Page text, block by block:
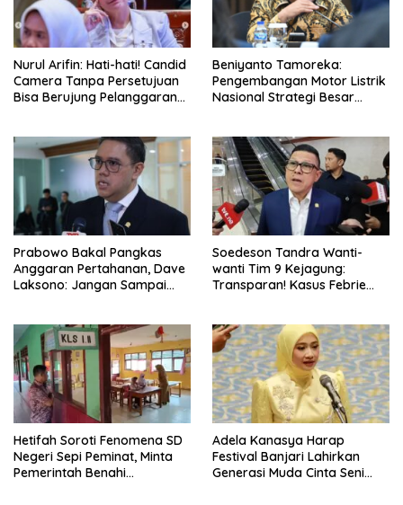
Nurul Arifin: Hati-hati! Candid
Camera Tanpa Persetujuan
Bisa Berujung Pelanggaran
Beniyanto Tamoreka:
Pengembangan Motor Listrik
Nasional Strategi Besar
Prabowo Bakal Pangkas
Anggaran Pertahanan, Dave
Laksono: Jangan Sampai
Soedeson Tandra Wanti-
wanti Tim 9 Kejagung:
Transparan! Kasus Febrie
Hetifah Soroti Fenomena SD
Negeri Sepi Peminat, Minta
Pemerintah Benahi
Adela Kanasya Harap
Festival Banjari Lahirkan
Generasi Muda Cinta Seni